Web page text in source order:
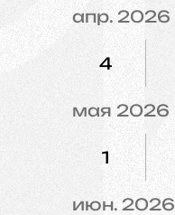
апр. 2026
4
мая 2026
1
июн. 2026